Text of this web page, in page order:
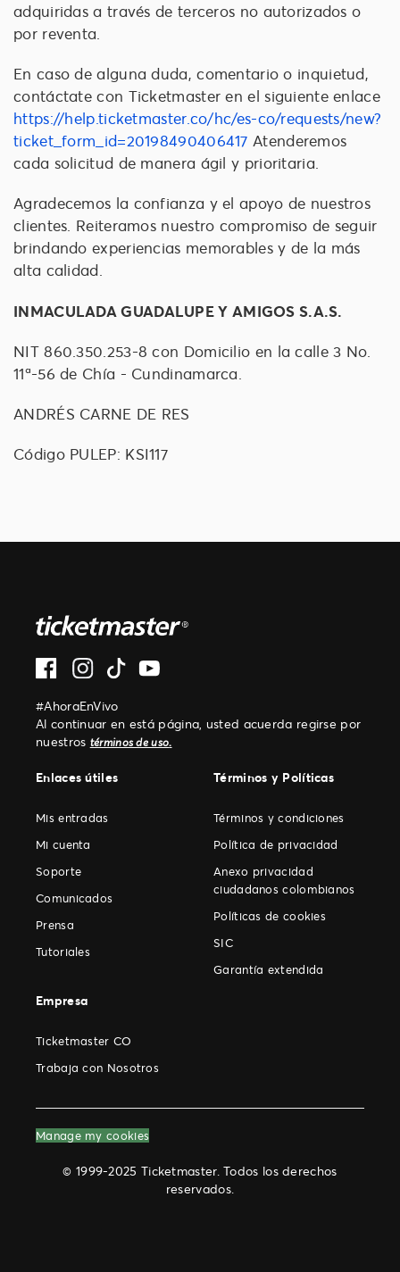
adquiridas a través de terceros no autorizados o
por reventa.
En caso de alguna duda, comentario o inquietud,
contáctate con Ticketmaster en el siguiente enlace
https://help.ticketmaster.co/hc/es-co/requests/new?
ticket_form_id=20198490406417 Atenderemos
cada solicitud de manera ágil y prioritaria.
Agradecemos la confianza y el apoyo de nuestros
clientes. Reiteramos nuestro compromiso de seguir
brindando experiencias memorables y de la más
alta calidad.
INMACULADA GUADALUPE Y AMIGOS S.A.S.
NIT 860.350.253-8 con Domicilio en la calle 3 No.
11ª-56 de Chía - Cundinamarca.
ANDRÉS CARNE DE RES
Código PULEP: KSI117
#AhoraEnVivo
Al continuar en está página, usted acuerda regirse por
nuestros términos de uso.
Enlaces útiles
Mis entradas
Mi cuenta
Soporte
Comunicados
Prensa
Tutoriales
Términos y Políticas
Términos y condiciones
Política de privacidad
Anexo privacidad
ciudadanos colombianos
Políticas de cookies
SIC
Garantía extendida
Empresa
Ticketmaster CO
Trabaja con Nosotros
Manage my cookies
© 1999-2025 Ticketmaster. Todos los derechos
reservados.